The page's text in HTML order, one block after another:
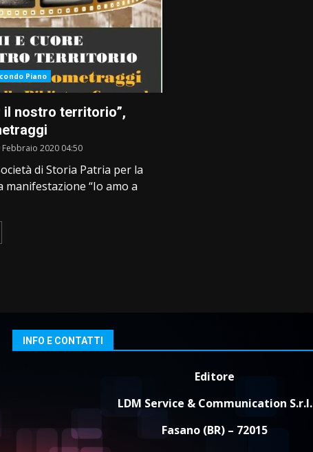
Piano
il nostro territorio”,
Febbraio 2020 04:50
di Storia Patria per la
manifestazione “Io amo a
INFO E CONTATTI
Editore
LDM Service & Communication S.r.l.
Fasano (BR) – 72015